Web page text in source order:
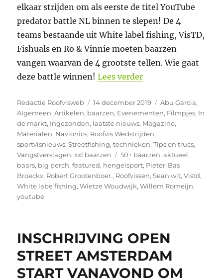
elkaar strijden om als eerste de titel YouTube
predator battle NL binnen te slepen! De 4
teams bestaande uit White label fishing, VisTD,
Fishuals en Ro & Vinnie moeten baarzen
vangen waarvan de 4 grootste tellen. Wie gaat
deze battle winnen!Lees verder“The YouTube
Auteur
Redactie Roofvisweb
Geplaatst
op
14 december 2019 Categorieën
Abu Garcia,
Algemeen,Artikelen, baarzen, Evenementen, Filmpjes, In
de markt, Ingezonden, laatste nieuws, Magazine,
Materialen, Navionics, Roofvis Wedstrijden,
sportvisnieuws,Streetfishing,technieken,Tips en trucs,
Vangstverslagen,xxl baarzen Tags
50+ baarzen,aktueel,
baars, big perch,featured, hengelsport, Pieter-Bas
Broeckx, Robert Grootenboer., Roofvissen,Sean wit,Vistd,
White labe fishing,Wietze Woudwijk,Willem Romeijn,
youtube
INSCHRIJVING OPEN
STREET AMSTERDAM
START VANAVOND OM